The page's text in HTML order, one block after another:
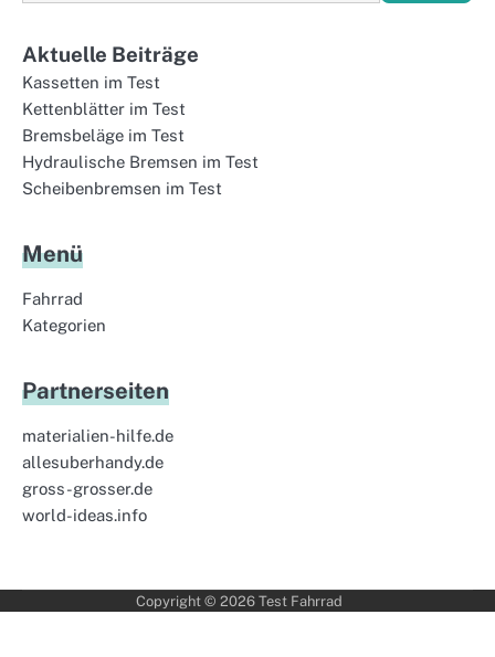
Aktuelle Beiträge
Kassetten im Test
Kettenblätter im Test
Bremsbeläge im Test
Hydraulische Bremsen im Test
Scheibenbremsen im Test
Menü
Fahrrad
Kategorien
Partnerseiten
materialien-hilfe.de
allesuberhandy.de
gross-grosser.de
world-ideas.info
Copyright © 2026 Test Fahrrad